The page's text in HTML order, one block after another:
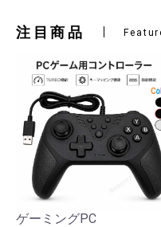
注目商品
ゲーミングPC